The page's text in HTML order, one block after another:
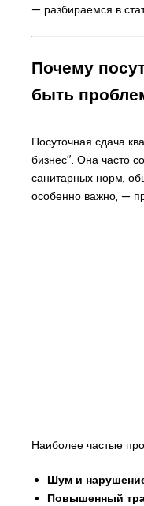
— разбираемся в
Почему
быть
Посуточная сдача
бизнес". Она часто
санитарных норм,
особенно важно, —
Наиболее частые
Шум и
Повышенный